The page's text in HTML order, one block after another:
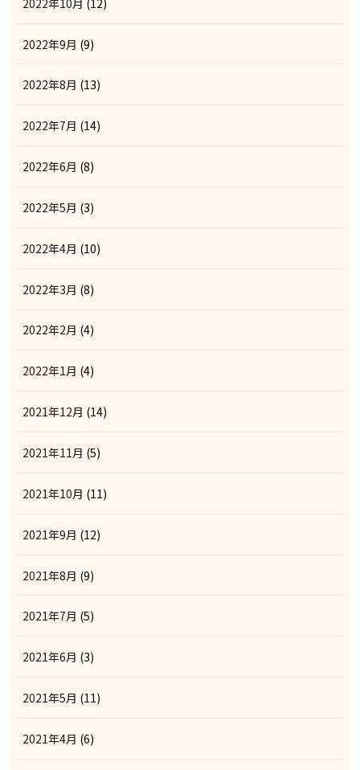
2022年9月 (9)
2022年8月 (13)
2022年7月 (14)
2022年6月 (8)
2022年5月 (3)
2022年4月 (10)
2022年3月 (8)
2022年2月 (4)
2022年1月 (4)
2021年12月 (14)
2021年11月 (5)
2021年10月 (11)
2021年9月 (12)
2021年8月 (9)
2021年7月 (5)
2021年6月 (3)
2021年5月 (11)
2021年4月 (6)